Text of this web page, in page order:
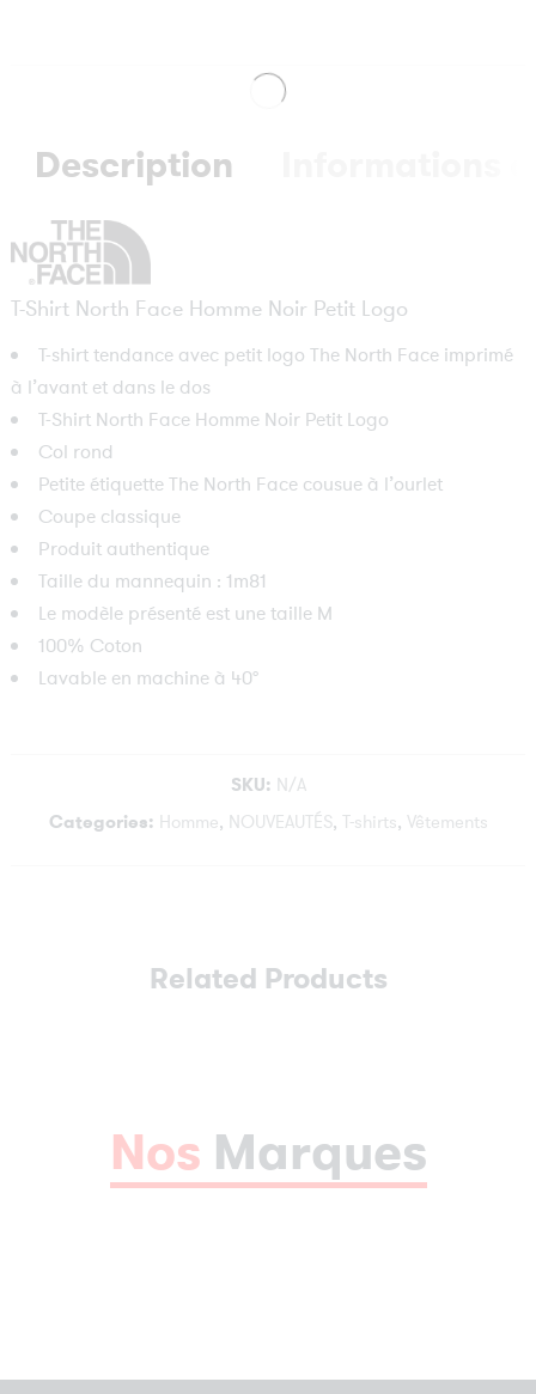
Description
T-Shirt North Face Homme Noir Petit Logo
T-shirt tendance avec petit logo The North Face imprimé
à l’avant et dans le dos
T-Shirt North Face Homme Noir Petit Logo
Col rond
Petite étiquette The North Face cousue à l’ourlet
Coupe classique
Produit authentique
Taille du mannequin : 1m81
Le modèle présenté est une taille M
100% Coton
Lavable en machine à 40°
SKU: N/A
Categories: Homme, NOUVEAUTÉS, T-shirts, Vêtements
Related Products
Nos Marques